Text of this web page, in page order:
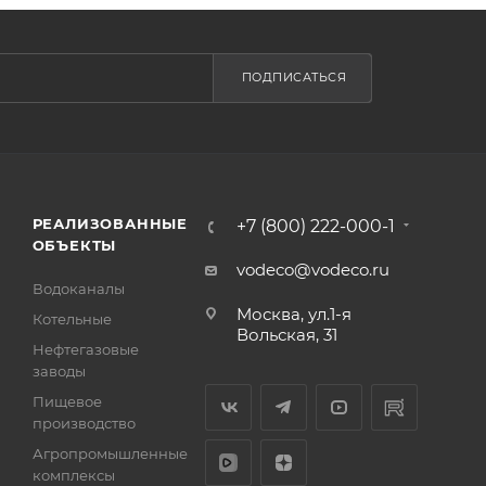
ПОДПИСАТЬСЯ
РЕАЛИЗОВАННЫЕ
ОБЪЕКТЫ
Водоканалы
Котельные
Нефтегазовые
заводы
Пищевое
производство
Агропромышленные
комплексы
+7 (800) 222-000-1
vodeco@vodeco.ru
Москва, ул.1-я
Вольская, 31